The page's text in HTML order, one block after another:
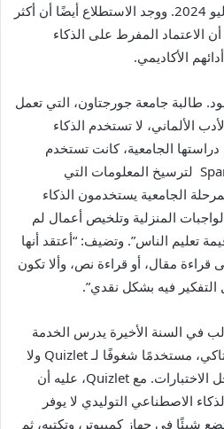
مجلس التعليم الرقمي في يوليو 2024. ووجد الاستطلاع أيضًا أن أكثر
أن الاعتماد المفرط على الذكاء
الأكاديمي.
طالبة جامعة جورجتاون، التي تعمل
الألماني، لا تستخدم الذكاء
الجامعية، كانت تستخدم
مواقع مثل Quizlet وSparkNotes لترسيخ المعلومات التي
الجامعية يستخدمون الذكاء
المنزلية وتلخيص أعمال لم
تعليم الناس”. وتضيف: “أعتقد أنها
قراءة مقال، أو قراءة نص، وألا تكون
فيه بشكل نقدي”.
في السنة الأخيرة يدرس الخدمة
الاجتماعية في جامعة ولاية كنتاكي، مستخدمًا شغوفًا لـ Quizlet ولا
يزال يستخدمه للدراسة من أجل الاختبارات. مع Quizlet، عليه أن
الاصطناعي التوليدي لا يوفر
شيئًا في جهاز كمبيوتر، وتكتبه، ثم